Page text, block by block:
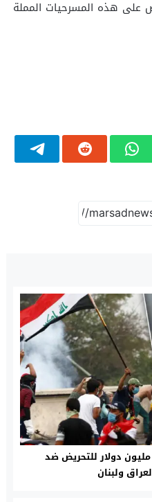
على هذه المسرحيات المملة
إيران أنفقت 20 مليون دولار للتحريض ضد
ولبنان